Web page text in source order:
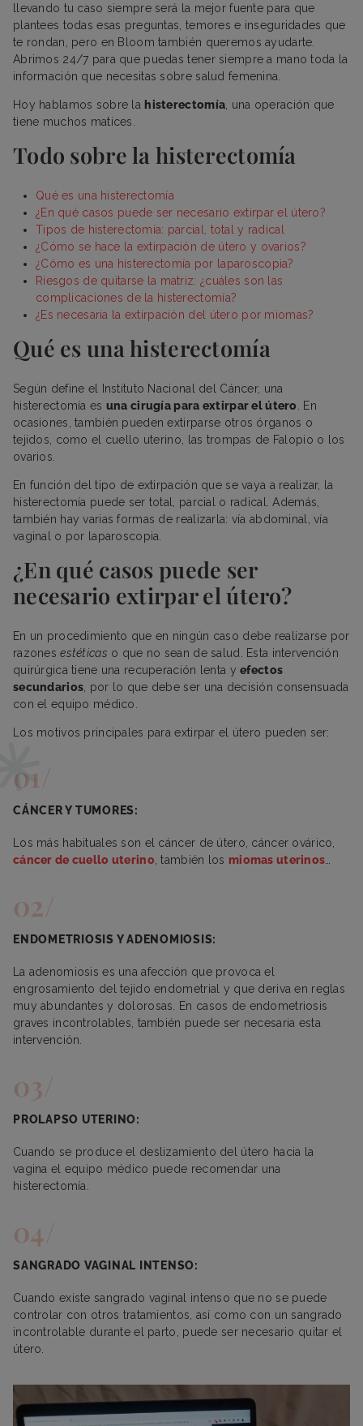
llevando tu caso siempre será la mejor fuente para que
plantees todas esas preguntas, temores e inseguridades que
te rondan, pero en Bloom también queremos ayudarte.
Abrimos 24/7 para que puedas tener siempre a mano toda la
información que necesitas sobre salud femenina.
Hoy hablamos sobre la histerectomía , una operación que
tiene muchos matices.
Todo sobre la histerectomía
Qué es una histerectomía
¿En qué casos puede ser necesario extirpar el útero?
Tipos de histerectomía: parcial, total y radical
¿Cómo se hace la extirpación de útero y ovarios?
¿Cómo es una histerectomía por laparoscopia?
Riesgos de quitarse la matriz: ¿cuáles son las
complicaciones de la histerectomía?
¿Es necesaria la extirpación del útero por miomas?
Qué es una histerectomía
Según define el Instituto Nacional del Cáncer, una
histerectomía es una cirugía para extirpar el útero
. En
ocasiones, también pueden extirparse otros órganos o
tejidos, como el cuello uterino, las trompas de Falopio o los
ovarios.
En función del tipo de extirpación que se vaya a realizar, la
histerectomía puede ser total, parcial o radical. Además,
también hay varias formas de realizarla: vía abdominal, vía
vaginal o por laparoscopia.
¿En qué casos puede ser
necesario extirpar el útero?
En un procedimiento que en ningún caso debe realizarse por
razonesestéticas o que no sean de salud. Esta intervención
quirúrgica tiene una recuperación lenta yefectos
secundarios , por lo que debe ser una decisión consensuada
con el equipo médico.
Los motivos principales para extirpar el útero pueden ser:
CÁNCER Y TUMORES:
Los más habituales son el cáncer de útero, cáncer ovárico,
cáncer de cuello uterino , también los miomas uterinos
ENDOMETRIOSIS Y ADENOMIOSIS:
La adenomiosis es una afección que provoca el
engrosamiento del tejido endometrial y que deriva en reglas
muy abundantes y dolorosas. En casos de endometriosis
graves incontrolables, también puede ser necesaria esta
intervención.
PROLAPSO UTERINO:
Cuando se produce el deslizamiento del útero hacia la
vagina el equipo médico puede recomendar una
histerectomía.
SANGRADO VAGINAL INTENSO:
Cuando existe sangrado vaginal intenso que no se puede
controlar con otros tratamientos, así como con un sangrado
incontrolable durante el parto, puede ser necesario quitar el
útero.